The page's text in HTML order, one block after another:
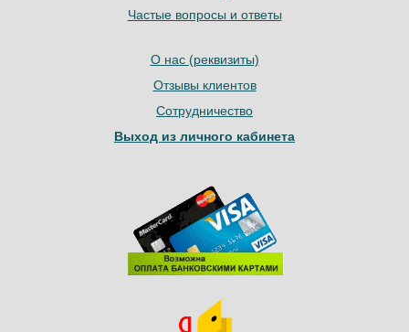
Частые вопросы и ответы
О нас (реквизиты)
Отзывы клиентов
Сотрудничество
Выход из личного кабинета